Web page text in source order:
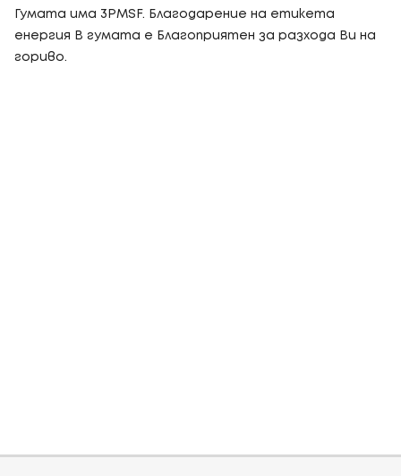
Гумата има 3PMSF. Благодарение на етикета
енергия B гумата е Благоприятен за разхода Ви на
гориво.